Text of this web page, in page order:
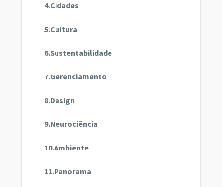
4.Cidades
5.Cultura
6.Sustentabilidade
7.Gerenciamento
8.Design
9.Neurociência
10.Ambiente
11.Panorama